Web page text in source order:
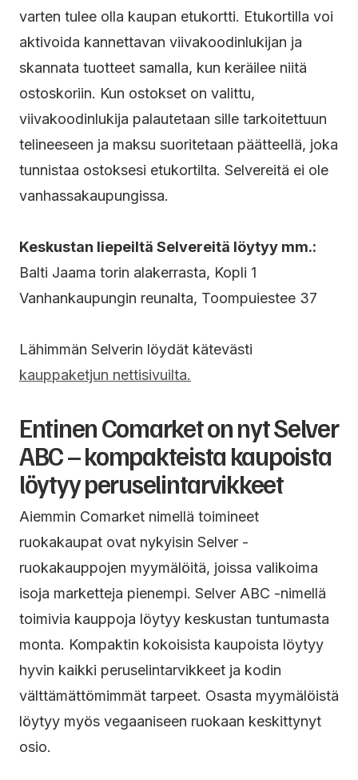
varten tulee olla kaupan etukortti. Etukortilla voi
aktivoida kannettavan viivakoodinlukijan ja
skannata tuotteet samalla, kun keräilee niitä
ostoskoriin. Kun ostokset on valittu,
viivakoodinlukija palautetaan sille tarkoitettuun
telineeseen ja maksu suoritetaan päätteellä, joka
tunnistaa ostoksesi etukortilta. Selvereitä ei ole
vanhassakaupungissa.
Keskustan liepeiltä Selvereitä löytyy mm.:
Balti Jaama torin alakerrasta, Kopli 1
Vanhankaupungin reunalta, Toompuiestee 37
Lähimmän Selverin löydät kätevästi
kauppaketjun nettisivuilta.
Entinen Comarket on nyt Selver
ABC – kompakteista kaupoista
löytyy peruselintarvikkeet
Aiemmin Comarket nimellä toimineet
ruokakaupat ovat nykyisin Selver -
ruokakauppojen myymälöitä, joissa valikoima
isoja marketteja pienempi. Selver ABC -nimellä
toimivia kauppoja löytyy keskustan tuntumasta
monta. Kompaktin kokoisista kaupoista löytyy
hyvin kaikki peruselintarvikkeet ja kodin
välttämättömimmät tarpeet. Osasta myymälöistä
löytyy myös vegaaniseen ruokaan keskittynyt
osio.